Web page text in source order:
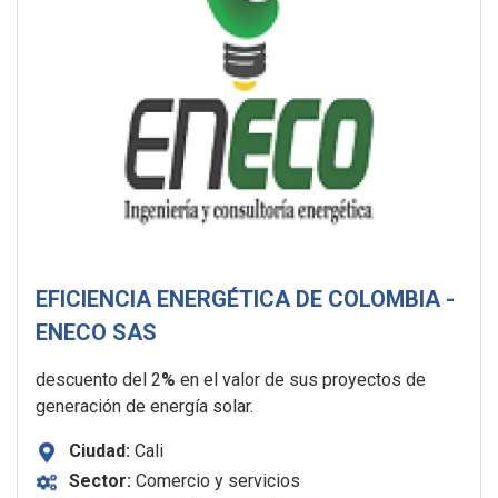
EFICIENCIA ENERGÉTICA DE COLOMBIA -
ENECO SAS
descuento del 2% en el valor de sus proyectos de
generación de energía solar.
Ciudad: Cali
Sector: Comercio y servicios